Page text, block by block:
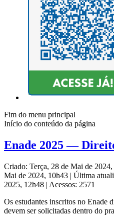
Fim do menu principal
Início do conteúdo da página
Enade 2025 —
Criado: Terça, 28 de Mai de
Mai de 2024, 10h43 | Última
2025, 12h48 | Acessos: 2571
Os estudantes inscritos no Enade
devem ser solicitadas dentro do